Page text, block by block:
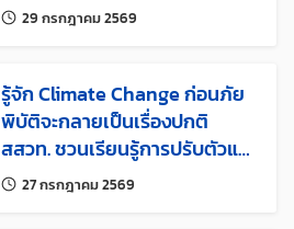
29 กรกฎาคม 2569แก้ไขล่าสุดเมื่อ:
รู้จัก Climate Change ก่อนภัย
พิบัติจะกลายเป็นเรื่องปกติ
สสวท. ชวนเรียนรู้การปรับตัวและ
ร่วมลดผลกระทบจากการ
27 กรกฎาคม 2569แก้ไขล่าสุดเมื่อ: